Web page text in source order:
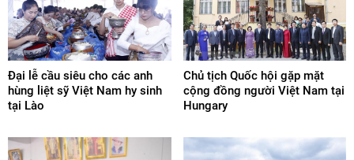
Đại lễ cầu siêu cho các anh
hùng liệt sỹ Việt Nam hy sinh
tại Lào
Chủ tịch Quốc hội gặp mặt
cộng đồng người Việt Nam tại
Hungary